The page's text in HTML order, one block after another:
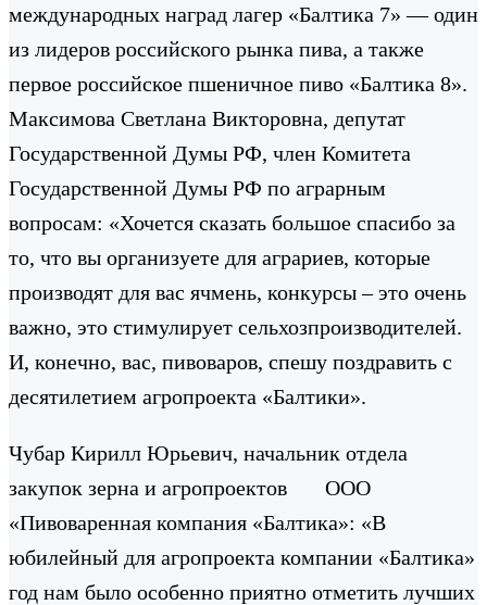
международных наград лагер «Балтика 7» — один
из лидеров российского рынка пива, а также
первое российское пшеничное пиво «Балтика 8».
Максимова Светлана Викторовна, депутат
Государственной Думы РФ, член Комитета
Государственной Думы РФ по аграрным
вопросам: «Хочется сказать большое спасибо за
то, что вы организуете для аграриев, которые
производят для вас ячмень, конкурсы – это очень
важно, это стимулирует сельхозпроизводителей.
И, конечно, вас, пивоваров, спешу поздравить с
десятилетием агропроекта «Балтики».
Чубар Кирилл Юрьевич, начальник отдела
закупок зерна и агропроектов ООО
«Пивоваренная компания «Балтика»: «В
юбилейный для агропроекта компании «Балтика»
год нам было особенно приятно отметить лучших